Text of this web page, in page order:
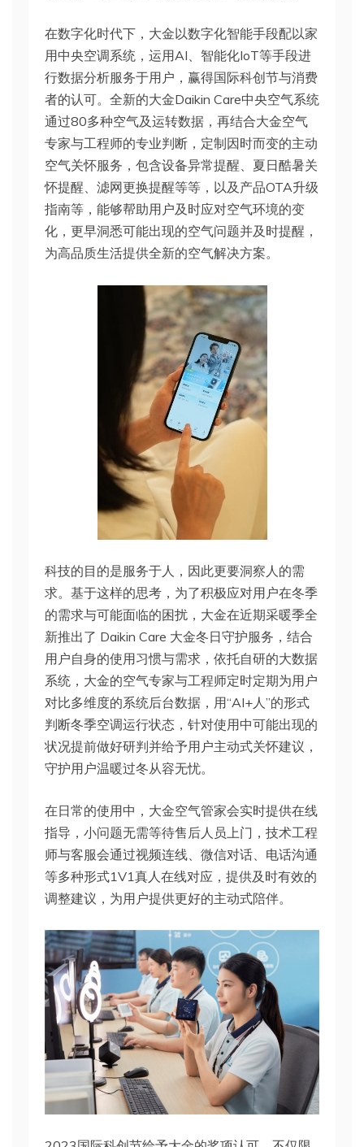
在数字化时代下，大金以数字化智能手段配以家
用中央空调系统，运用AI、智能化IoT等手段进
行数据分析服务于用户，赢得国际科创节与消费
者的认可。全新的大金Daikin Care中央空气系统
通过80多种空气及运转数据，再结合大金空气
专家与工程师的专业判断，定制因时而变的主动
空气关怀服务，包含设备异常提醒、夏日酷暑关
怀提醒、滤网更换提醒等等，以及产品OTA升级
指南等，能够帮助用户及时应对空气环境的变
化，更早洞悉可能出现的空气问题并及时提醒，
为高品质生活提供全新的空气解决方案。
科技的目的是服务于人，因此更要洞察人的需
求。基于这样的思考，为了积极应对用户在冬季
的需求与可能面临的困扰，大金在近期采暖季全
新推出了 Daikin Care 大金冬日守护服务，结合
用户自身的使用习惯与需求，依托自研的大数据
系统，大金的空气专家与工程师定时定期为用户
对比多维度的系统后台数据，用“AI+人”的形式
判断冬季空调运行状态，针对使用中可能出现的
状况提前做好研判并给予用户主动式关怀建议，
守护用户温暖过冬从容无忧。
在日常的使用中，大金空气管家会实时提供在线
指导，小问题无需等待售后人员上门，技术工程
师与客服会通过视频连线、微信对话、电话沟通
等多种形式1V1真人在线对应，提供及时有效的
调整建议，为用户提供更好的主动式陪伴。